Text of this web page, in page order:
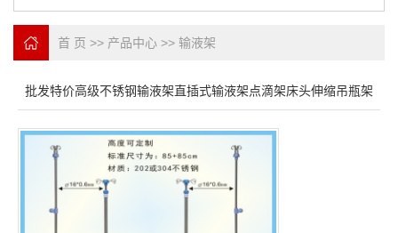
首 页 >> 产品中心 >> 输液架
批发特价高级不锈钢输液架直插式输液架点滴架床头伸缩吊瓶架